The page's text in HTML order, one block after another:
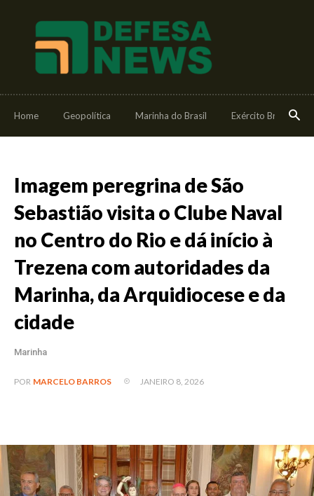
Home Geopolítica Marinha do Brasil Exército Brasileiro
Imagem peregrina de São
Sebastião visita o Clube Naval
no Centro do Rio e dá início à
Trezena com autoridades da
Marinha, da Arquidiocese e da
cidade
Marinha
POR MARCELO BARROS JANEIRO 8, 2026